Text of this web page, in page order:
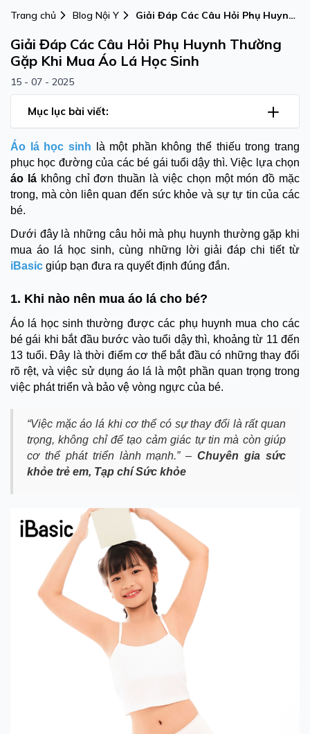
Trang chủ Blog Nội Y
Giải Đáp Các Câu Hỏi Phụ Huynh
Sinh
Giải Đáp Các Câu Hỏi Phụ Huynh Thường
Gặp Khi Mua Áo Lá Học Sinh
15 - 07 - 2025
Mục lục bài viết:
Áo lá học sinh là một phần không thể thiếu trong trang
phục học đường của các bé gái tuổi dậy thì. Việc lựa chọn
áo lákhông chỉ đơn thuần là việc chọn một món đồ mặc
trong, mà còn liên quan đến sức khỏe và sự tự tin của các
bé.
Dưới đây là những câu hỏi mà phụ huynh thường gặp khi
mua áo lá học sinh, cùng những lời giải đáp chi tiết từ
iBasic giúp bạn đưa ra quyết định đúng đắn.
1. Khi nào nên mua áo lá cho bé?
Áo lá học sinh thường được các phụ huynh mua cho các
bé gái khi bắt đầu bước vào tuổi dậy thì, khoảng từ 11 đến
13 tuổi. Đây là thời điểm cơ thể bắt đầu có những thay đổi
rõ rệt, và việc sử dụng áo lá là một phần quan trọng trong
việc phát triển và bảo vệ vòng ngực của bé.
“Việc mặc áo lá khi cơ thể có sự thay đổi là rất quan
trọng, không chỉ để tạo cảm giác tự tin mà còn giúp
cơ thể phát triển lành mạnh.” – Chuyên gia sức
khỏe trẻ em, Tạp chí Sức khỏe